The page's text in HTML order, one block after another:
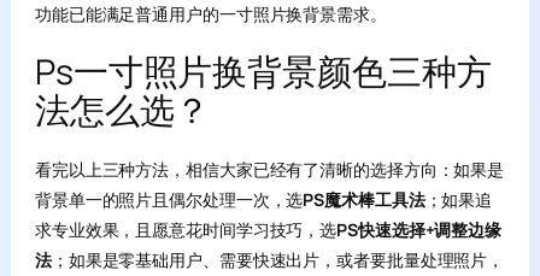
功能已能满足普通用户的一寸照片换背景需求。
Ps一寸照片换背景颜色三种方
法怎么选？
看完以上三种方法，相信大家已经有了清晰的选择方向：如果是
背景单一的照片且偶尔处理一次，选PS魔术棒工具法；如果追
求专业效果，且愿意花时间学习技巧，选PS快速选择+调整边缘
法；如果是零基础用户、需要快速出片，或者要批量处理照片，